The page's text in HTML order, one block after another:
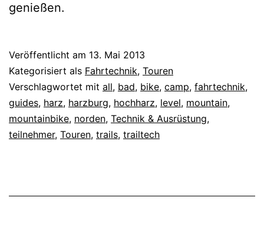
genießen.
Veröffentlicht am 13. Mai 2013
Kategorisiert als Fahrtechnik, Touren
Verschlagwortet mit all, bad, bike, camp, fahrtechnik,
guides, harz, harzburg, hochharz, level, mountain,
mountainbike, norden, Technik & Ausrüstung,
teilnehmer, Touren, trails, trailtech